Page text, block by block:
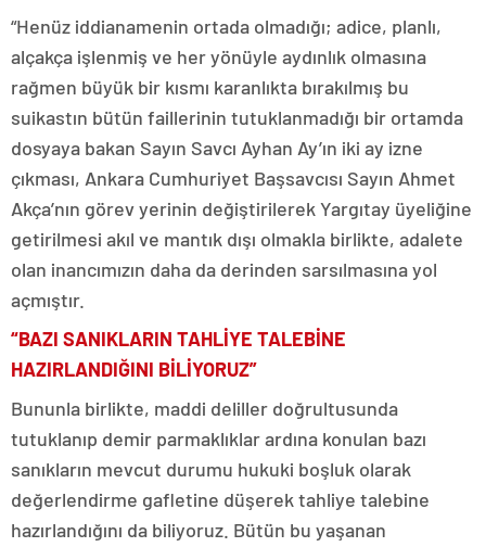
“Henüz iddianamenin ortada olmadığı; adice, planlı,
alçakça işlenmiş ve her yönüyle aydınlık olmasına
rağmen büyük bir kısmı karanlıkta bırakılmış bu
suikastın bütün faillerinin tutuklanmadığı bir ortamda
dosyaya bakan Sayın Savcı Ayhan Ay’ın iki ay izne
çıkması, Ankara Cumhuriyet Başsavcısı Sayın Ahmet
Akça’nın görev yerinin değiştirilerek Yargıtay üyeliğine
getirilmesi akıl ve mantık dışı olmakla birlikte, adalete
olan inancımızın daha da derinden sarsılmasına yol
açmıştır.
“BAZI SANIKLARIN TAHLİYE TALEBİNE
HAZIRLANDIĞINI BİLİYORUZ”
Bununla birlikte, maddi deliller doğrultusunda
tutuklanıp demir parmaklıklar ardına konulan bazı
sanıkların mevcut durumu hukuki boşluk olarak
değerlendirme gafletine düşerek tahliye talebine
hazırlandığını da biliyoruz. Bütün bu yaşanan